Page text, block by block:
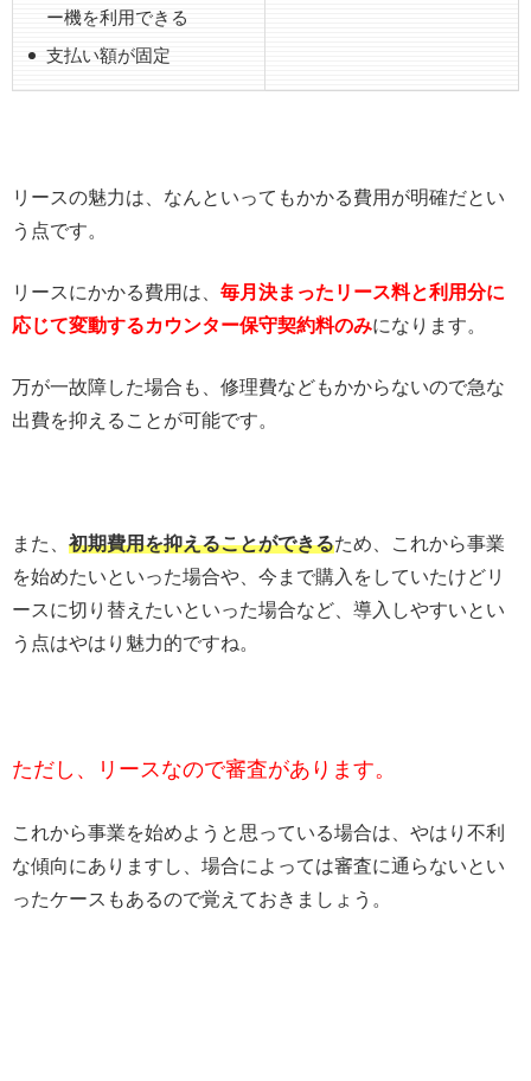
ー機を利用できる
支払い額が固定
リースの魅力は、なんといってもかかる費用が明確だとい
う点です。
リースにかかる費用は、 毎月決まったリース料と利用分に
応じて変動するカウンター保守契約料のみになります。
万が一故障した場合も、修理費などもかからないので急な
出費を抑えることが可能です。
また、 初期費用を抑えることができるため、これから事業
を始めたいといった場合や、今まで購入をしていたけどリ
ースに切り替えたいといった場合など、導入しやすいとい
う点はやはり魅力的ですね。
ただし、リースなので審査があります。
これから事業を始めようと思っている場合は、やはり不利
な傾向にありますし、場合によっては審査に通らないとい
ったケースもあるので覚えておきましょう。